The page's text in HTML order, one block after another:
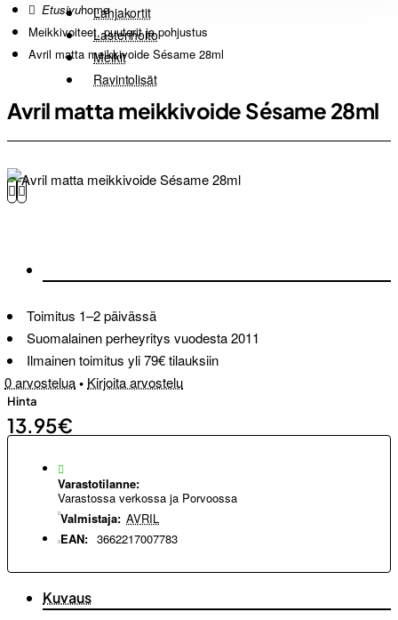
Lahjakortit
Lastenhoito
Meikit
Ravintolisät
home
Meikkivoiteet, puuterit ja pohjustus
Avril matta meikkivoide Sésame 28ml
Avril matta meikkivoide Sésame 28ml
Toimitus 1–2 päivässä
Suomalainen perheyritys vuodesta 2011
Ilmainen toimitus yli 79€ tilauksiin
0 arvostelua• Kirjoita arvostelu
Hinta
13.95€
Varastotilanne:
Varastossa verkossa ja Porvoossa
Valmistaja: AVRIL
EAN: 3662217007783
Kuvaus